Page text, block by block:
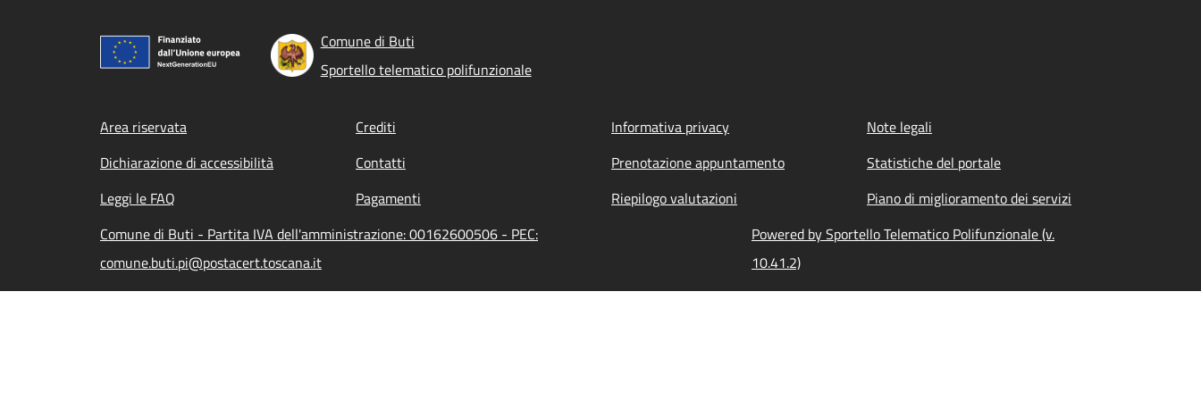
Comune di Buti
Sportello telematico polifunzionale
Footer menu
Area riservata Crediti Informativa privacy
Note legali
Dichiarazione di accessibilità
Contatti Prenotazione appuntamento
Statistiche del portale
Leggi le FAQ
Pagamenti Riepilogo valutazioni
Piano di miglioramento dei servizi
Comune di Buti - Partita IVA dell'amministrazione: 00162600506 - PEC:
comune.buti.pi@postacert.toscana.it
Powered by Sportello Telematico Polifunzionale (v.
10.41.2)